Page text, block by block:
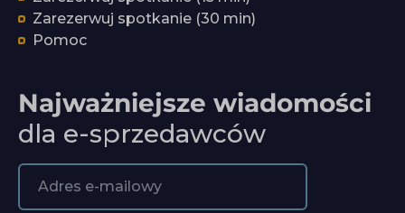
Zarezerwuj spotkanie (30 min)
Pomoc
Najważniejsze wiadomości
dla e-sprzedawców